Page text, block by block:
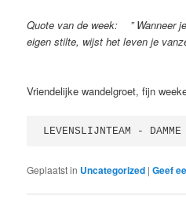
Quote van de week: ” Wanneer
eigen stilte, wijst het leven je
Vriendelijke wandelgroet, fijn
LEVENSLIJNTEAM -
Geplaatst in Uncategorized |Geef